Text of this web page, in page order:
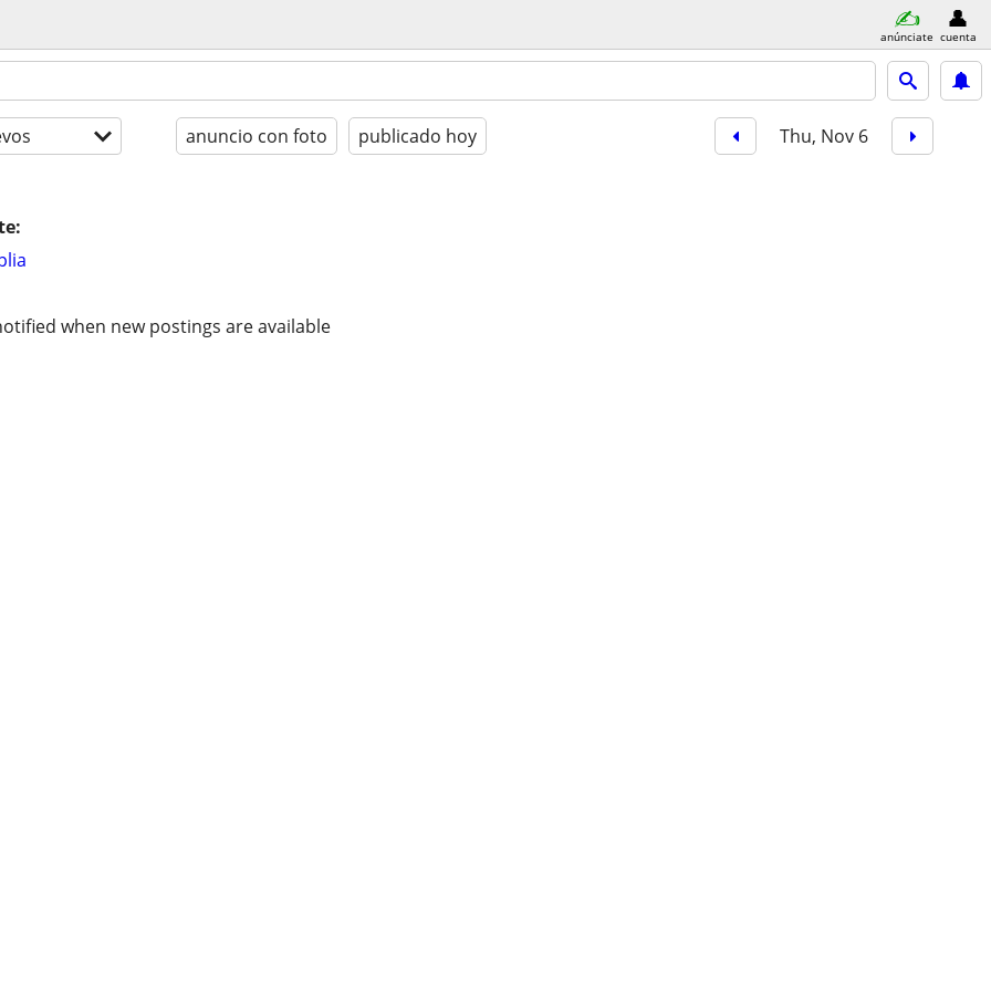
anúnciate cuenta
anuncio con foto publicado hoy Thu, Nov 6
when new postings are available